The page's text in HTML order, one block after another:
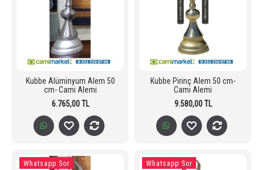
Kubbe Alüminyum Alem 50
cm- Cami Alemi
6.765,00 TL
Kubbe Pirinç Alem 50 cm-
Cami Alemi
9.580,00 TL
Whatsapp Sor Whatsapp Sor